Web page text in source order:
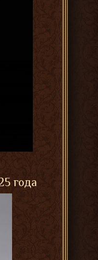
года